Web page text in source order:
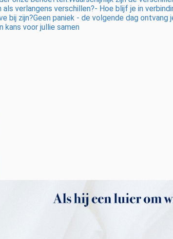
verlangens verschillen?- Hoe blijf je in
bij zijn?Geen paniek - de volgende dag ontvang
kans voor jullie samen